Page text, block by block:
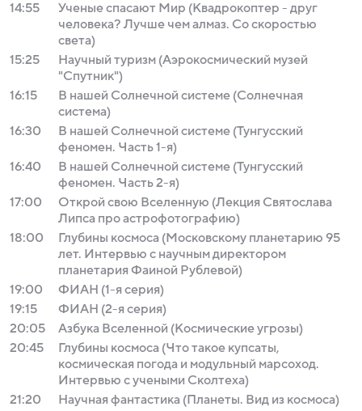
14:55
Ученые спасают Мир (Квадрокоптер - друг
человека? Лучше чем алмаз. Со скоростью
света)
15:25
Научный туризм (Аэрокосмический музей
"Спутник")
16:15
В нашей Солнечной системе (Солнечная
система)
16:30
В нашей Солнечной системе (Тунгусский
феномен. Часть 1-я)
16:40
В нашей Солнечной системе (Тунгусский
феномен. Часть 2-я)
17:00
Открой свою Вселенную (Лекция Святослава
Липса про астрофотографию)
18:00
Глубины космоса (Московскому планетарию 95
лет. Интервью с научным директором
планетария Фаиной Рублевой)
19:00
ФИАН (1-я серия)
19:15
ФИАН (2-я серия)
20:05
Азбука Вселенной (Космические угрозы)
20:45
Глубины космоса (Что такое купсаты,
космическая погода и модульный марсоход.
Интервью с учеными Сколтеха)
21:20
Научная фантастика (Планеты. Вид из космоса)